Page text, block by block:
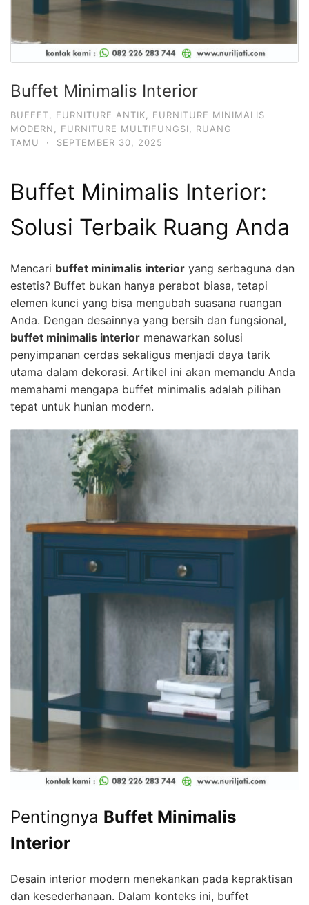
Buffet Minimalis Interior
BUFFET FURNITURE ANTIK
FURNITURE MINIMALIS
MODERN
FURNITURE MULTIFUNGSI
RUANG
TAMU
· SEPTEMBER 30, 2025
Buffet Minimalis Interior:
Solusi Terbaik Ruang Anda
Mencari buffet minimalis interior yang serbaguna dan
estetis? Buffet bukan hanya perabot biasa, tetapi
elemen kunci yang bisa mengubah suasana ruangan
Anda. Dengan desainnya yang bersih dan fungsional,
buffet minimalis interior menawarkan solusi
penyimpanan cerdas sekaligus menjadi daya tarik
utama dalam dekorasi. Artikel ini akan memandu Anda
memahami mengapa buffet minimalis adalah pilihan
tepat untuk hunian modern.
Pentingnya Buffet Minimalis
Interior
Desain interior modern menekankan pada kepraktisan
dan kesederhanaan. Dalam konteks ini, buffet